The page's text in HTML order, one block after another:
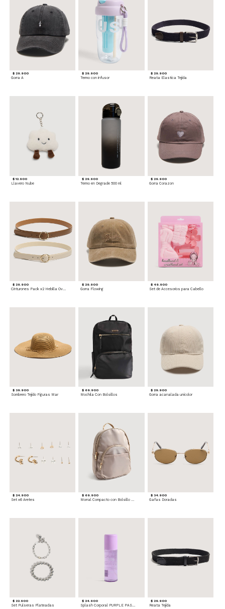
$ 29.900
Gorra A
$ 29.900
Termo con infusor
$ 29.900
Reata Elastica Tejida
$ 12.900
Llavero Nube
$ 29.900
Termo en Degrade 500 ml
$ 29.900
Gorra Corazon
$ 29.900
Cinturones Pack x2 Hebilla Ovalada
$ 29.900
Gorra Flowing
$ 49.900
Set de Accesorios para Cabello
$ 39.900
Sombrero Tejido Figuras Mar
$ 69.900
Mochila Con Bolsillos
$ 29.900
Gorra acanalada unicolor
$ 24.900
Set x6 Aretes
$ 69.900
Morral Compacto con Bolsillo Frontal
$ 34.900
Gafas Doradas
$ 22.900
Set Pulseras Plateadas
$ 24.900
Splash Corporal PURPLE PASSION - Floral
$ 29.900
Reata Tejida